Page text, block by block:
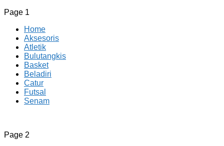
Page 1
Home
Aksesoris
Atletik
Bulutangkis
Basket
Beladiri
Catur
Futsal
Senam
CV JAYA BERSAMA Co Id
Menyediakan Semua Perlengkapan Olahraga Yang
Page 2